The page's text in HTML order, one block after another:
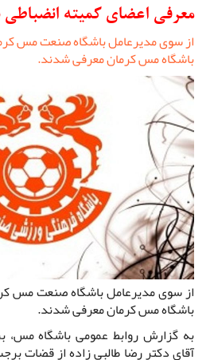
معرفی اعضای کمیته
از سوی مدیرعامل باشگاه صنعت مس
باشگاه مس کرمان معرفی شدند.
از سوی مدیرعامل باشگاه صنعت مس
باشگاه مس کرمان معرفی شدند.
به گزارش روابط عمومی باشگاه
آقای دکتر رضا طالبی زاده از قضات